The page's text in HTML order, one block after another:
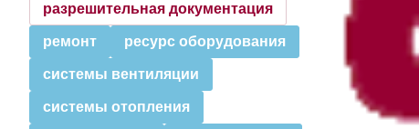
разрешительная документация
ремонт ресурс оборудования
системы вентиляции
системы отопления